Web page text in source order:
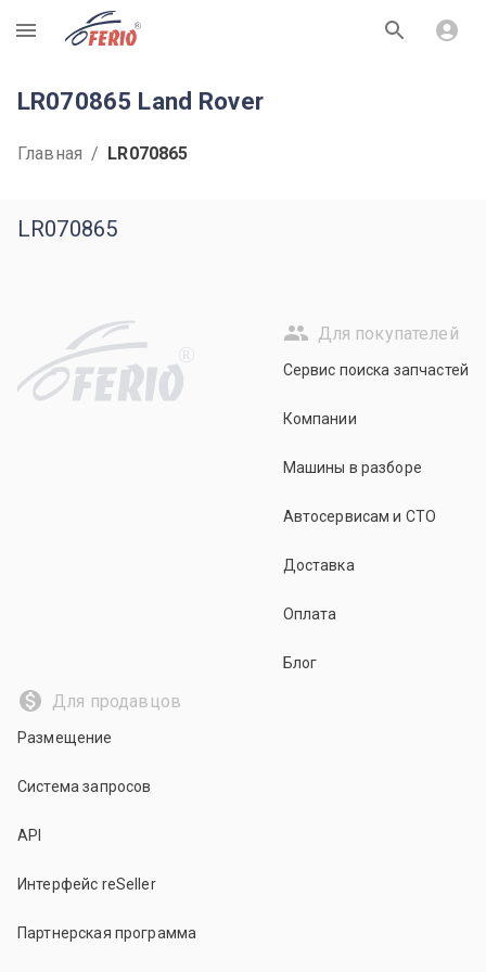
R
LR070865 Land Rover
Главная / LR070865
LR070865
R
Для покупателей
Сервис поиска запчастей
Компании
Машины в разборе
Автосервисам и СТО
Доставка
Оплата
Блог
Для продавцов
Размещение
Система запросов
API
Интерфейс reSeller
Партнерская программа